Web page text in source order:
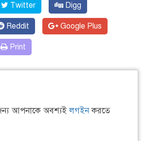
Twitter Digg
Reddit Google Plus
Print
আপনাকে অবশ্যইলগইনকরতে